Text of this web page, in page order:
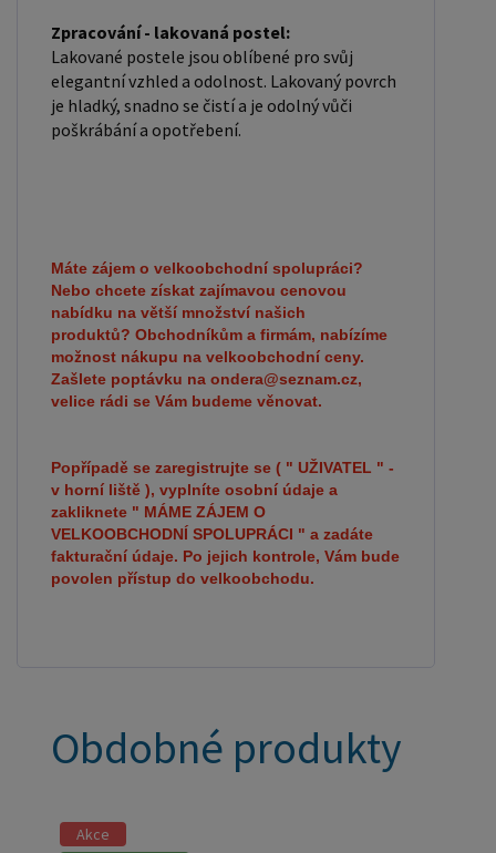
Zpracování - lakovaná postel:
Lakované postele jsou oblíbené pro svůj
elegantní vzhled a odolnost. Lakovaný povrch
je hladký, snadno se čistí a je odolný vůči
poškrábání a opotřebení.
Máte zájem o velkoobchodní spolupráci?
Nebo chcete získat zajímavou cenovou
nabídku na větší množství našich
produktů? Obchodníkům a firmám, nabízíme
možnost nákupu na velkoobchodní ceny.
Zašlete poptávku na ondera@seznam.cz,
velice rádi se Vám budeme věnovat.
Popřípadě se zaregistrujte se ( " UŽIVATEL " -
v horní liště ), vyplníte osobní údaje a
zakliknete " MÁME ZÁJEM O
VELKOOBCHODNÍ SPOLUPRÁCI " a zadáte
fakturační údaje. Po jejich kontrole, Vám bude
povolen přístup do velkoobchodu.
Obdobné produkty
Akce